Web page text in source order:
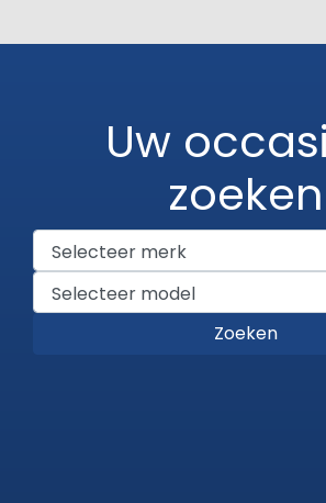
Uw
zoeken
Zoeken